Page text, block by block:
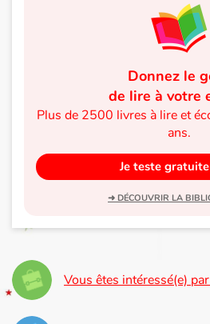
Rencontres et témoignages
Contes d'ici et d'ailleurs
Autour de la lecture
Apprendre à lire
Livre audio
Activités et ateliers
Donnez le
de lire à votre
Plus de 2500 livres à lire et
ans.
Je teste
➜ DÉCOUVRIR LA
Vous êtes intéressé(e)